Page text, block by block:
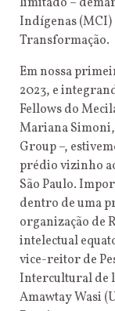
Indígenas (MCI)
Transformação.
Em nossa
2023, e
Fellows do
Mariana Simoni,
Group –,
prédio vizinho
São Paulo.
dentro de uma
organização de
intelectual
vice-reitor de
Intercultural de
Amawtay Wasi